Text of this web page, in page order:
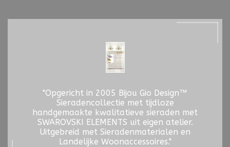
"Opgericht in 2005 Bijou Gio Design™
Sieradencollectie met tijdloze
handgemaakte kwalitatieve sieraden met
SWAROVSKI ELEMENTS uit eigen atelier.
Uitgebreid met Sieradenmaterialen en
Landelijke Woonaccessoires."